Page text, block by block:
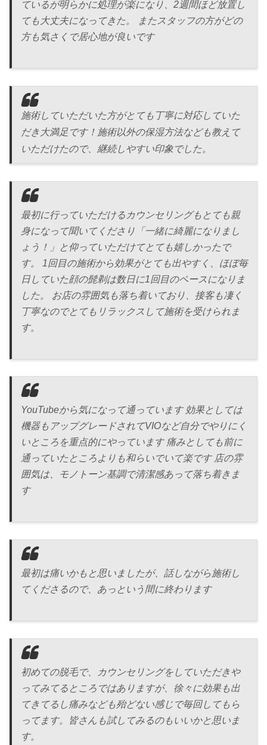
ているが明らかに処理が楽になり、2週間ほど放置し
ても大丈夫になってきた。 またスタッフの方がどの
方も気さくで居心地が良いです
施術していただいた方がとても丁寧に対応していた
だき大満足です！施術以外の保湿方法なども教えて
いただけたので、継続しやすい印象でした。
最初に行っていただけるカウンセリングもとても親
身になって聞いてくださり「一緒に綺麗になりまし
ょう！」と仰っていただけてとても嬉しかったで
す。 1回目の施術から効果がとても出やすく、ほぼ毎
日していた顔の髭剃は数日に1回目のペースになりま
した。 お店の雰囲気も落ち着いており、接客も凄く
丁寧なのでとてもリラックスして施術を受けられま
す。
YouTubeから気になって通っています 効果としては
機器もアップグレードされてVIOなど自分でやりにく
いところを重点的にやっています 痛みとしても前に
通っていたところよりも和らいでいて楽です 店の雰
囲気は、モノトーン基調で清潔感あって落ち着きま
す
最初は痛いかもと思いましたが、話しながら施術し
てくださるので、あっという間に終わります
初めての脱毛で、カウンセリングをしていただきや
ってみてるところではありますが、徐々に効果も出
てきてるし痛みなども殆どない感じで毎回してもら
ってます。皆さんも試してみるのもいいかと思いま
す。